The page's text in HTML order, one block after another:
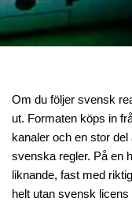
Om du följer svensk
ut. Formaten köps in
kanaler och en stor
svenska regler. På en
liknande, fast med
helt utan svensk